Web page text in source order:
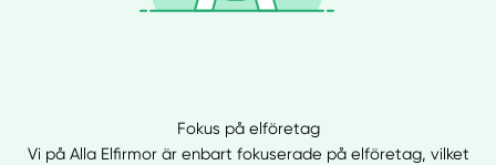
Fokus på elföretag
Vi på Alla Elfirmor är enbart fokuserade på elföretag, vilket